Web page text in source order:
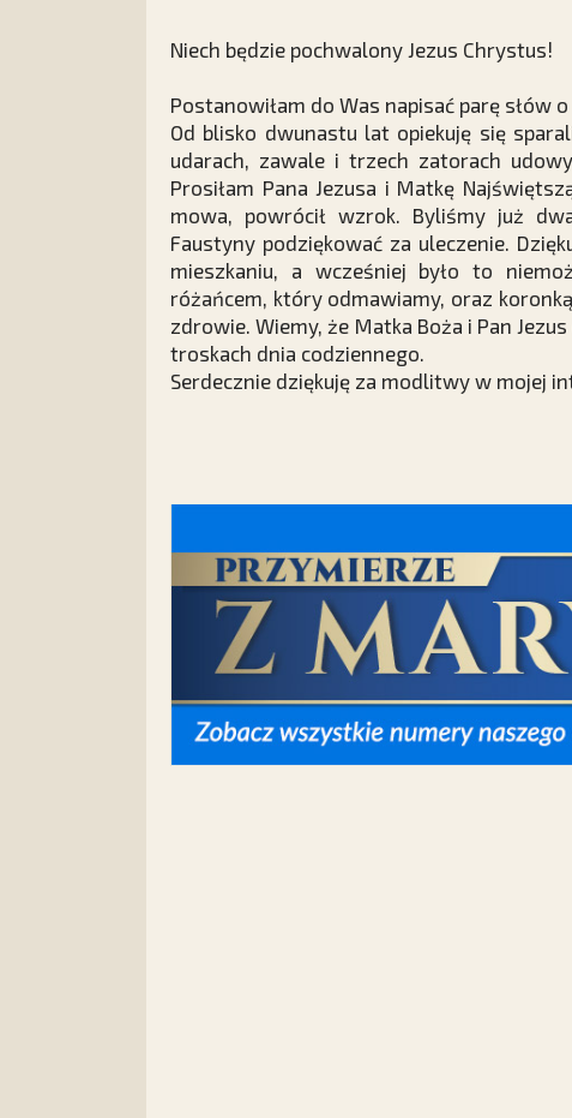
Niech będzie pochwalony Jezus Chrystus!
Postanowiłam do Was napisać parę słów
Od blisko dwunastu lat opiekuję się
udarach, zawale i trzech zatorach
Prosiłam Pana Jezusa i Matkę
mowa, powrócił wzrok. Byliśmy już
Faustyny podziękować za uleczenie.
mieszkaniu, a wcześniej było to
różańcem, który odmawiamy, oraz
zdrowie. Wiemy, że Matka Boża i Pan
troskach dnia codziennego.
Serdecznie dziękuję za modlitwy w mojej